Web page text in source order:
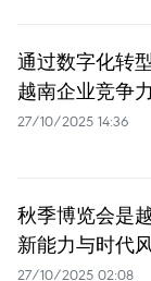
通过数字化转
越南企业竞争力
27/10/2025 14:36
秋季博览会是
新能力与时代
27/10/2025 02:08